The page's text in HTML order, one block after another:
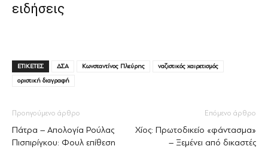
ειδήσεις
ΕΤΙΚΕΤΕΣ ΔΣΑ Κωνσταντίνος Πλεύρης
ναζιστικός χαιρετισμός
οριστική διαγραφή
Προηγούμενο άρθρο
Πάτρα – Απολογία Ρούλας
Πισπιρίγκου: Φουλ επίθεση
Επόμενο άρθρο
Χίος: Πρωτοδικείο «φάντασμα»
– Ξεμένει από δικαστές